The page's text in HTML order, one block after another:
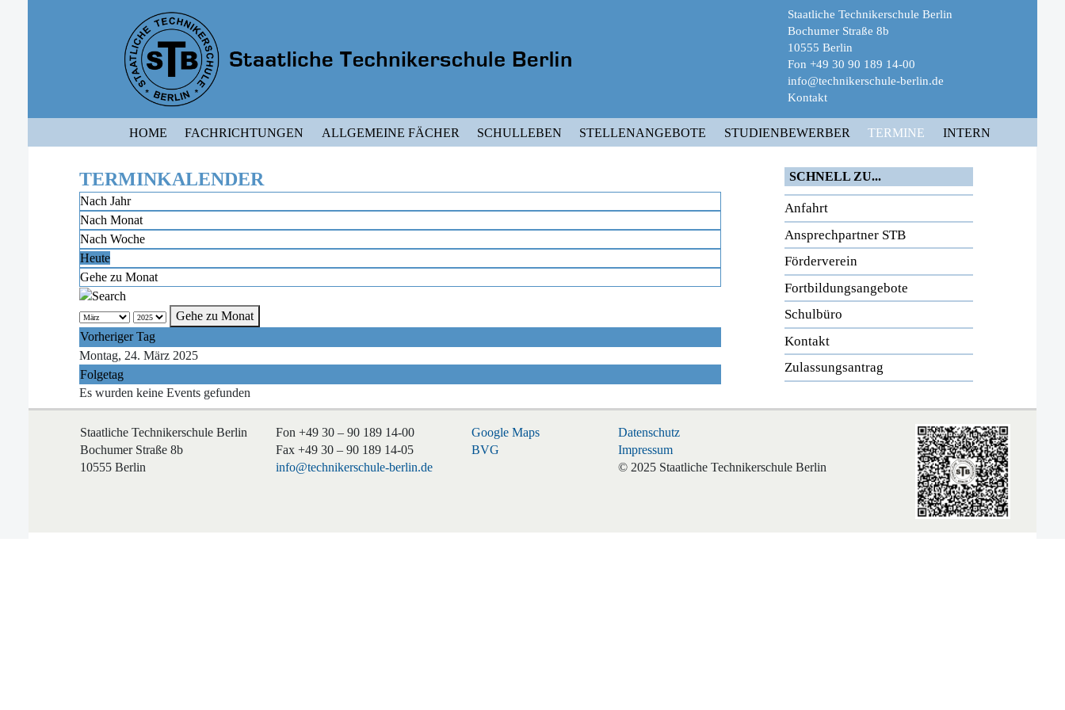
Staatliche Technikerschule Berlin
Bochumer Straße 8b
10555 Berlin
Fon +49 30 90 189 14-00
info@technikerschule-berlin.de
Kontakt
HOME FACHRICHTUNGEN ALLGEMEINE FÄCHER SCHULLEBEN STELLENANGEBOTE STUDIENBEWERBER TERMINE INTERN
TERMINKALENDER
Nach Jahr
Nach Monat
Nach Woche
Heute
Gehe zu Monat
Gehe zu Monat
Vorheriger Tag
Montag, 24. März 2025
Folgetag
Es wurden keine Events gefunden
SCHNELL ZU...
Anfahrt
Ansprechpartner STB
Förderverein
Fortbildungsangebote
Schulbüro
Kontakt
Zulassungsantrag
Staatliche Technikerschule Berlin
Bochumer Straße 8b
10555 Berlin
Fon +49 30 – 90 189 14-00
Fax +49 30 – 90 189 14-05
info@technikerschule-berlin.de
Google Maps
BVG
Datenschutz
Impressum
© 2025 Staatliche Technikerschule Berlin